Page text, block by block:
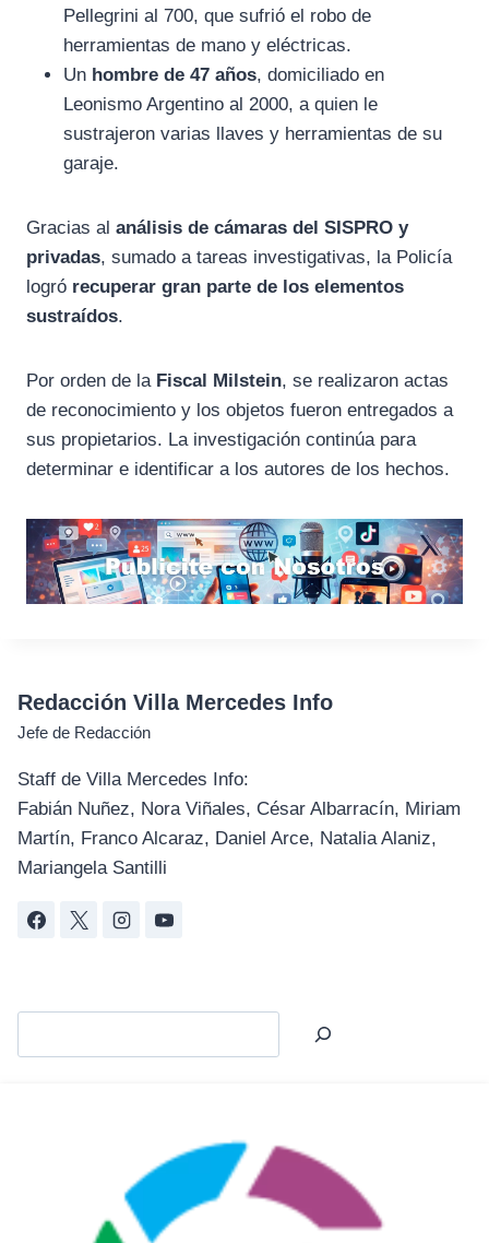
Pellegrini al 700, que sufrió el robo de
herramientas de mano y eléctricas.
Un hombre de 47 años, domiciliado en
Leonismo Argentino al 2000, a quien le
sustrajeron varias llaves y herramientas de su
garaje.
Gracias al análisis de cámaras del SISPRO y
privadas, sumado a tareas investigativas, la Policía
logró recuperar gran parte de los elementos
sustraídos.
Por orden de la Fiscal Milstein, se realizaron actas
de reconocimiento y los objetos fueron entregados a
sus propietarios. La investigación continúa para
determinar e identificar a los autores de los hechos.
Redacción Villa Mercedes Info
Jefe de Redacción
Staff de Villa Mercedes Info:
Fabián Nuñez, Nora Viñales, César Albarracín, Miriam
Martín, Franco Alcaraz, Daniel Arce, Natalia Alaniz,
Mariangela Santilli